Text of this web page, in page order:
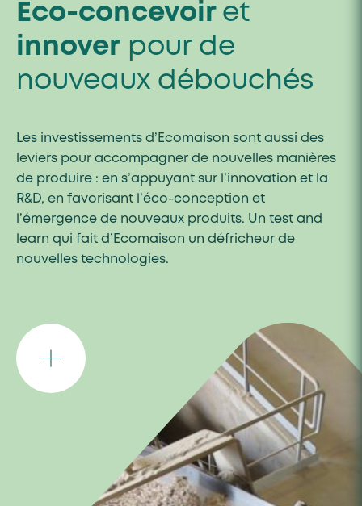
Eco-concevoir et
innover pour de
nouveaux débouchés
Les investissements d’Ecomaison sont aussi des
leviers pour accompagner de nouvelles manières
de produire : en s’appuyant sur l’innovation et la
R&D, en favorisant l’éco-conception et
l’émergence de nouveaux produits. Un test and
learn qui fait d’Ecomaison un défricheur de
nouvelles technologies.